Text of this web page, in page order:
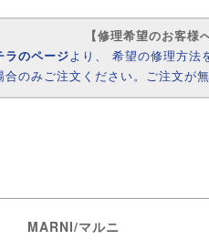
【修理希望のお客様
ラのページより、 希望の修理方法
のみご注文ください。ご注文が
MARNI/マルニ